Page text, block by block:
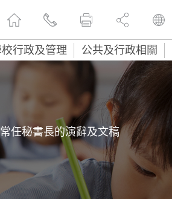
行政及管理 公共及行政相關
任秘書長的演辭及文稿